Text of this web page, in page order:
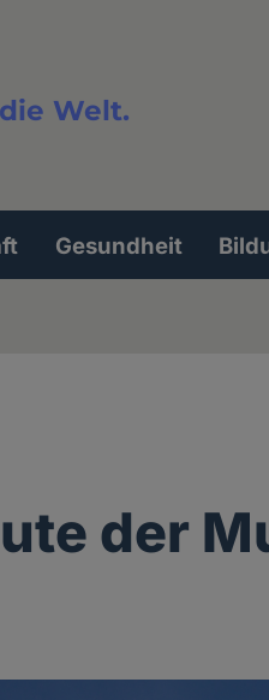
Welt.
Gesundheit
der